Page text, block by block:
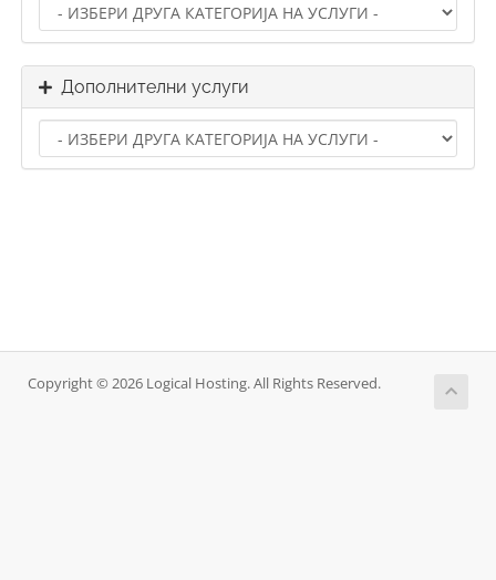
Дополнителни услуги
Copyright © 2026 Logical Hosting. All Rights Reserved.